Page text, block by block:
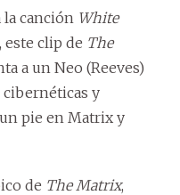
canción White
este clip de The
a un Neo (Reeves)
cibernéticas y
pie en Matrix y
de The Matrix,